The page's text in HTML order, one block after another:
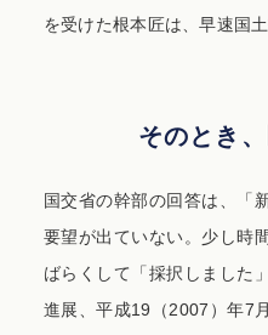
を受けた根本匠は、早速国
そのとき
国交省の幹部の回答は、「
要望が出ていない。少し時
ばらくして「採択しました
進展、平成19（2007）年7